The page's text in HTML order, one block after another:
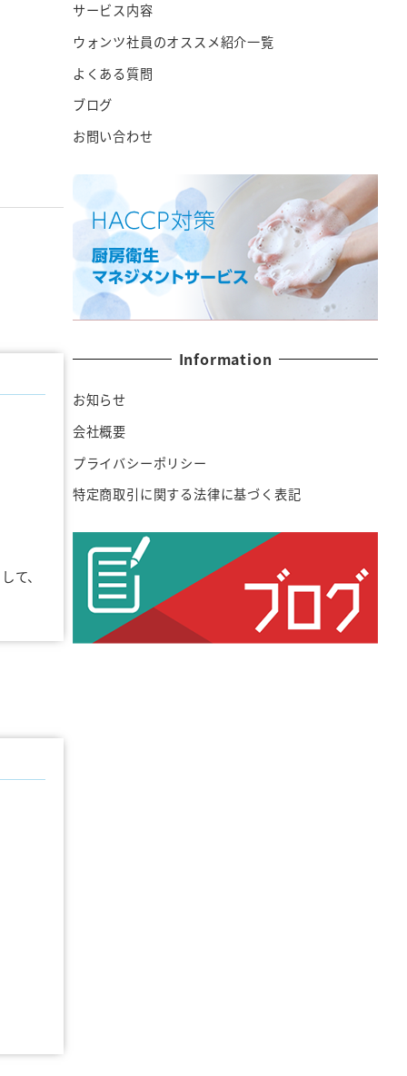
て、
サービス内容
ウォンツ社員のオススメ紹介一覧
よくある質問
ブログ
お問い合わせ
Information
お知らせ
会社概要
プライバシーポリシー
特定商取引に関する法律に基づく表記